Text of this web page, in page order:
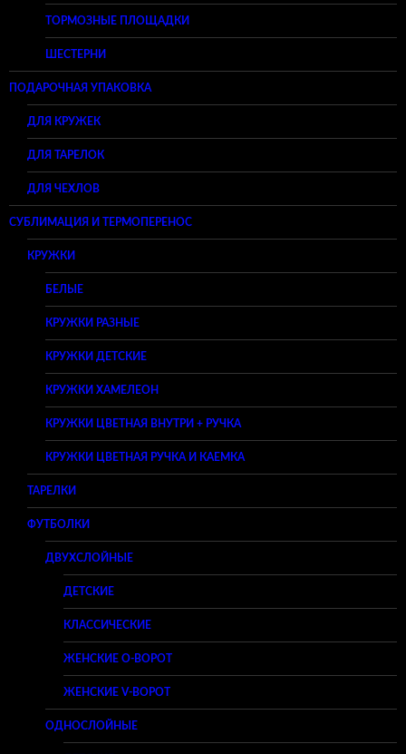
ТОРМОЗНЫЕ ПЛОЩАДКИ
ШЕСТЕРНИ
ПОДАРОЧНАЯ УПАКОВКА
ДЛЯ КРУЖЕК
ДЛЯ ТАРЕЛОК
ДЛЯ ЧЕХЛОВ
СУБЛИМАЦИЯ И ТЕРМОПЕРЕНОС
КРУЖКИ
БЕЛЫЕ
КРУЖКИ РАЗНЫЕ
КРУЖКИ ДЕТСКИЕ
КРУЖКИ ХАМЕЛЕОН
КРУЖКИ ЦВЕТНАЯ ВНУТРИ + РУЧКА
КРУЖКИ ЦВЕТНАЯ РУЧКА И КАЕМКА
ТАРЕЛКИ
ФУТБОЛКИ
ДВУХСЛОЙНЫЕ
ДЕТСКИЕ
КЛАССИЧЕСКИЕ
ЖЕНСКИЕ O-ВОРОТ
ЖЕНСКИЕ V-ВОРОТ
ОДНОСЛОЙНЫЕ